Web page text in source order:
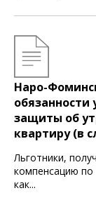
Наро-
защиты об
квартиру (в
Льготники,
компенсацию по
как...